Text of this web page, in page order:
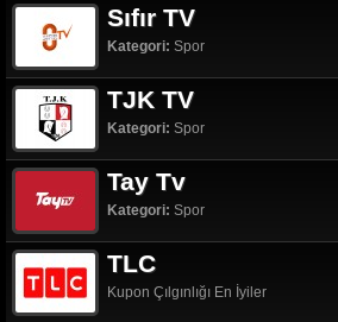
Sıfır TV
Kategori: Spor
TJK TV
Kategori: Spor
Tay Tv
Kategori: Spor
TLC
Kupon Çılgınlığı En İyiler